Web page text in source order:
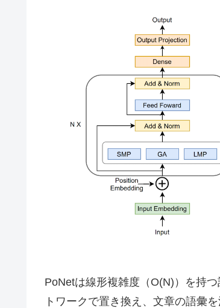
PoNetは線形複雑度（O(N)）を持
トワークで置き換え、文章の語彙